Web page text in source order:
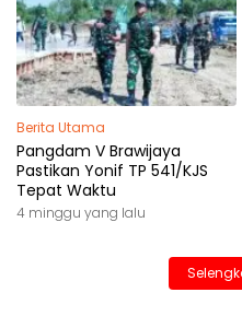
Berita Utama
Pangdam V Brawijaya
Pastikan Yonif TP 541/KJS
Tepat Waktu
4 minggu yang lalu